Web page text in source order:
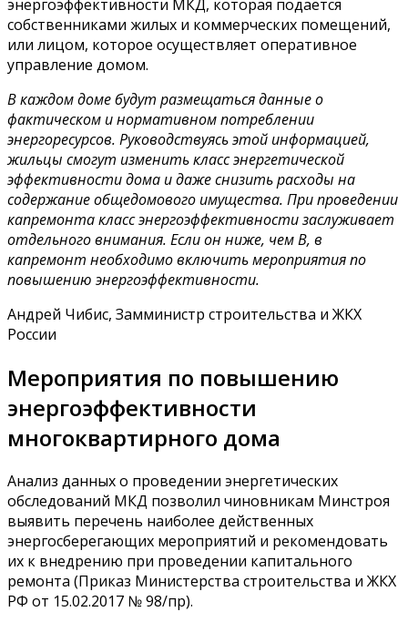
энергоэффективности МКД, которая подаётся
собственниками жилых и коммерческих помещений,
или лицом, которое осуществляет оперативное
управление домом.
В каждом доме будут размещаться данные о
фактическом и нормативном потреблении
энергоресурсов. Руководствуясь этой информацией,
жильцы смогут изменить класс энергетической
эффективности дома и даже снизить расходы на
содержание общедомового имущества. При проведении
капремонта класс энергоэффективности заслуживает
отдельного внимания. Если он ниже, чем B, в
капремонт необходимо включить мероприятия по
повышению энергоэффективности.
Андрей Чибис, Замминистр строительства и ЖКХ
России
Мероприятия по повышению
энергоэффективности
многоквартирного дома
Анализ данных о проведении энергетических
обследований МКД позволил чиновникам Минстроя
выявить перечень наиболее действенных
энергосберегающих мероприятий и рекомендовать
их к внедрению при проведении капитального
ремонта (Приказ Министерства строительства и ЖКХ
РФ от 15.02.2017 № 98/пр).